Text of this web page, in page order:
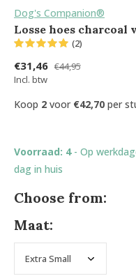
Dog's Companion®
Losse hoes
(2)
€31,46 €44,95
Incl. btw
Koop 2 voor €42,70 per
Voorraad: 4 - Op
dag in huis
Choose from:
Maat: